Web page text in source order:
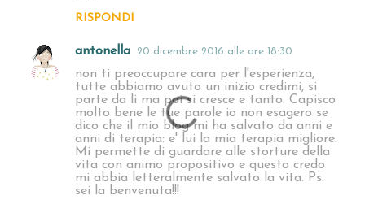
RISPONDI
antonella 20 dicembre 2016 alle ore 18:30
non ti preoccupare cara per l'esperienza,
tutte abbiamo avuto un inizio credimi, si
parte da li ma poi si cresce e tanto. Capisco
molto bene le tue parole io non esagero se
dico che il mio blog mi ha salvato da anni e
anni di terapia: e' lui la mia terapia migliore.
Mi permette di guardare alle storture della
vita con animo propositivo e questo credo
mi abbia letteralmente salvato la vita. Ps.
sei la benvenuta!!!